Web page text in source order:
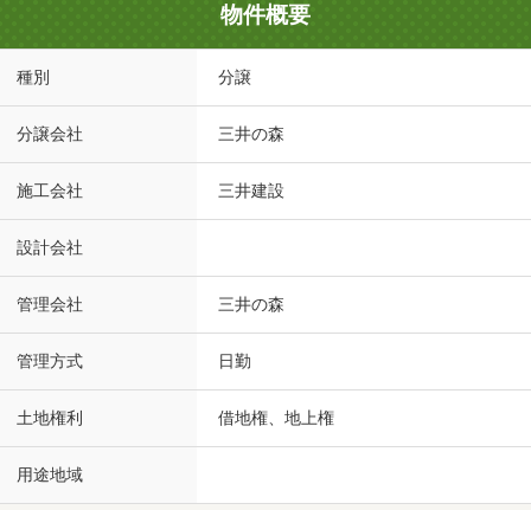
物件概要
種別 分譲
分譲会社 三井の森
施工会社 三井建設
設計会社
管理会社 三井の森
管理方式 日勤
土地権利 借地権、地上権
用途地域